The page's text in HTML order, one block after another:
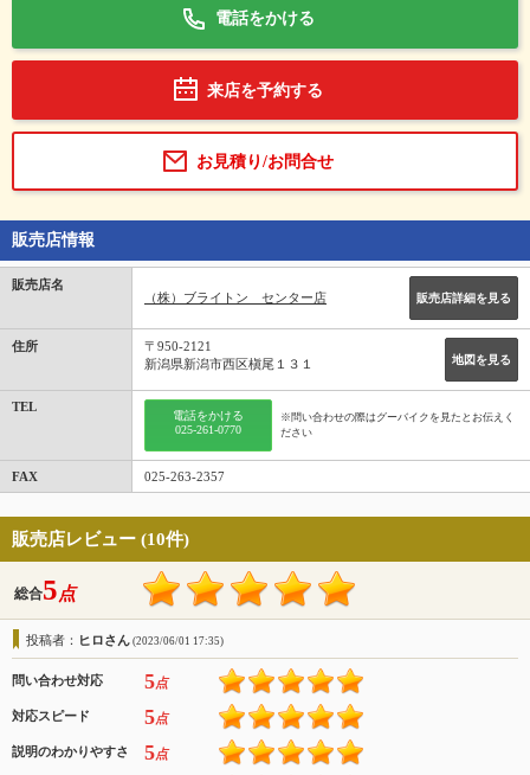
電話をかける
来店を予約する
お見積り/お問合せ
販売店情報
販売店名
（株）ブライトン センター店
販売店詳細を見る
住所
地図を見る
〒950-2121
新潟県新潟市西区槇尾１３１
TEL
電話をかける
025-261-0770
※問い合わせの際はグーバイクを見たとお伝えく
ださい
FAX 025-263-2357
販売店レビュー (10件)
総合5点
投稿者： ヒロさん (2023/06/01 17:35)
問い合わせ対応 5点
対応スピード 5点
説明のわかりやすさ 5点